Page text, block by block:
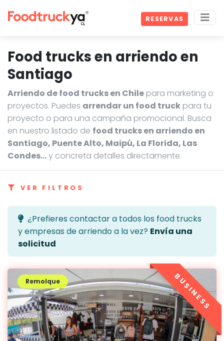
RESERVAS
Food trucks en arriendo en
Santiago
Arriendo de food trucks en Chile para marketing o
proyectos. Puedes arrendar un food truck para tu
proyecto o para una campaña promocional. Busca
en nuestro listado de food trucks en arriendo en
Santiago, Puente Alto, Maipú, La Florida, Las
Condes…y concreta detalles directamente.
VER FILTROS
¿Prefieres contactar a todos los food trucks
y empresas de arriendo a la vez? Envía una
solicitud
Remolque BUSINESS